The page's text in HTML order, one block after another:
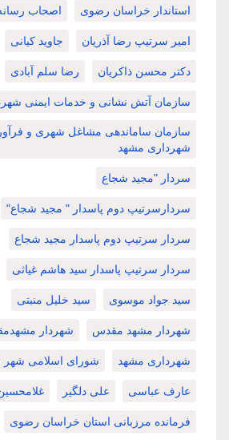
استاندار خراسان رضوی اصحاب
امیر سرتیپ رضا آذریان جاوید کیانی
دکتر محسن ذاکریان رضا سلم آبادی
سازمان آتش نشانی و خدمات ایمنی
سازمان ساماندهی مشاغل شهری و
شهرداری مشهد
سردار "مجید شجاع
سردارسرتیپ دوم پاسدار " مجید شجاع"
سردار سرتیپ دوم پاسدار مجید شجاع
سردار سرتیپ پاسدار سید هاشم غیاثی
سید جواد موسوی سید خلیل منبتی
شهردار مشهد مقدس شهردار
شهرداری مشهد شورای اسلامی شهر
عارف عباسی علی دلگیر
فرمانده مرزبانی استان خراسان رضوی